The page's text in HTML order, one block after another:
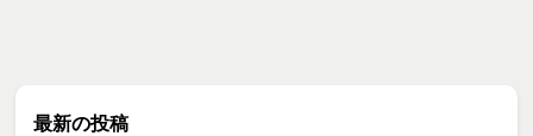
最新の投稿